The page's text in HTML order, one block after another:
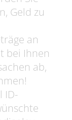
Geld zu
an
bei Ihnen
ab,
ID-